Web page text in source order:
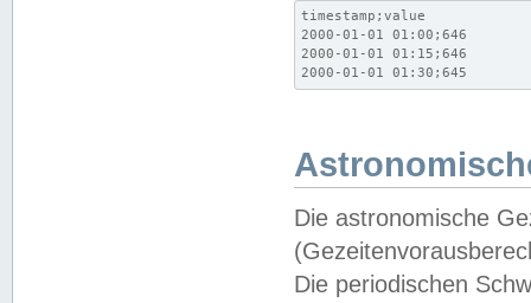
timestamp;value
2000-01-01 01:00;646
2000-01-01 01:15;646
2000-01-01 01:30;645
Die astronomische
Die periodischen